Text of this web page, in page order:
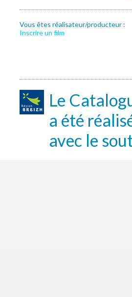
Vous êtes réalisateur/producteur :
Inscrire un film
Le
a été
avec le